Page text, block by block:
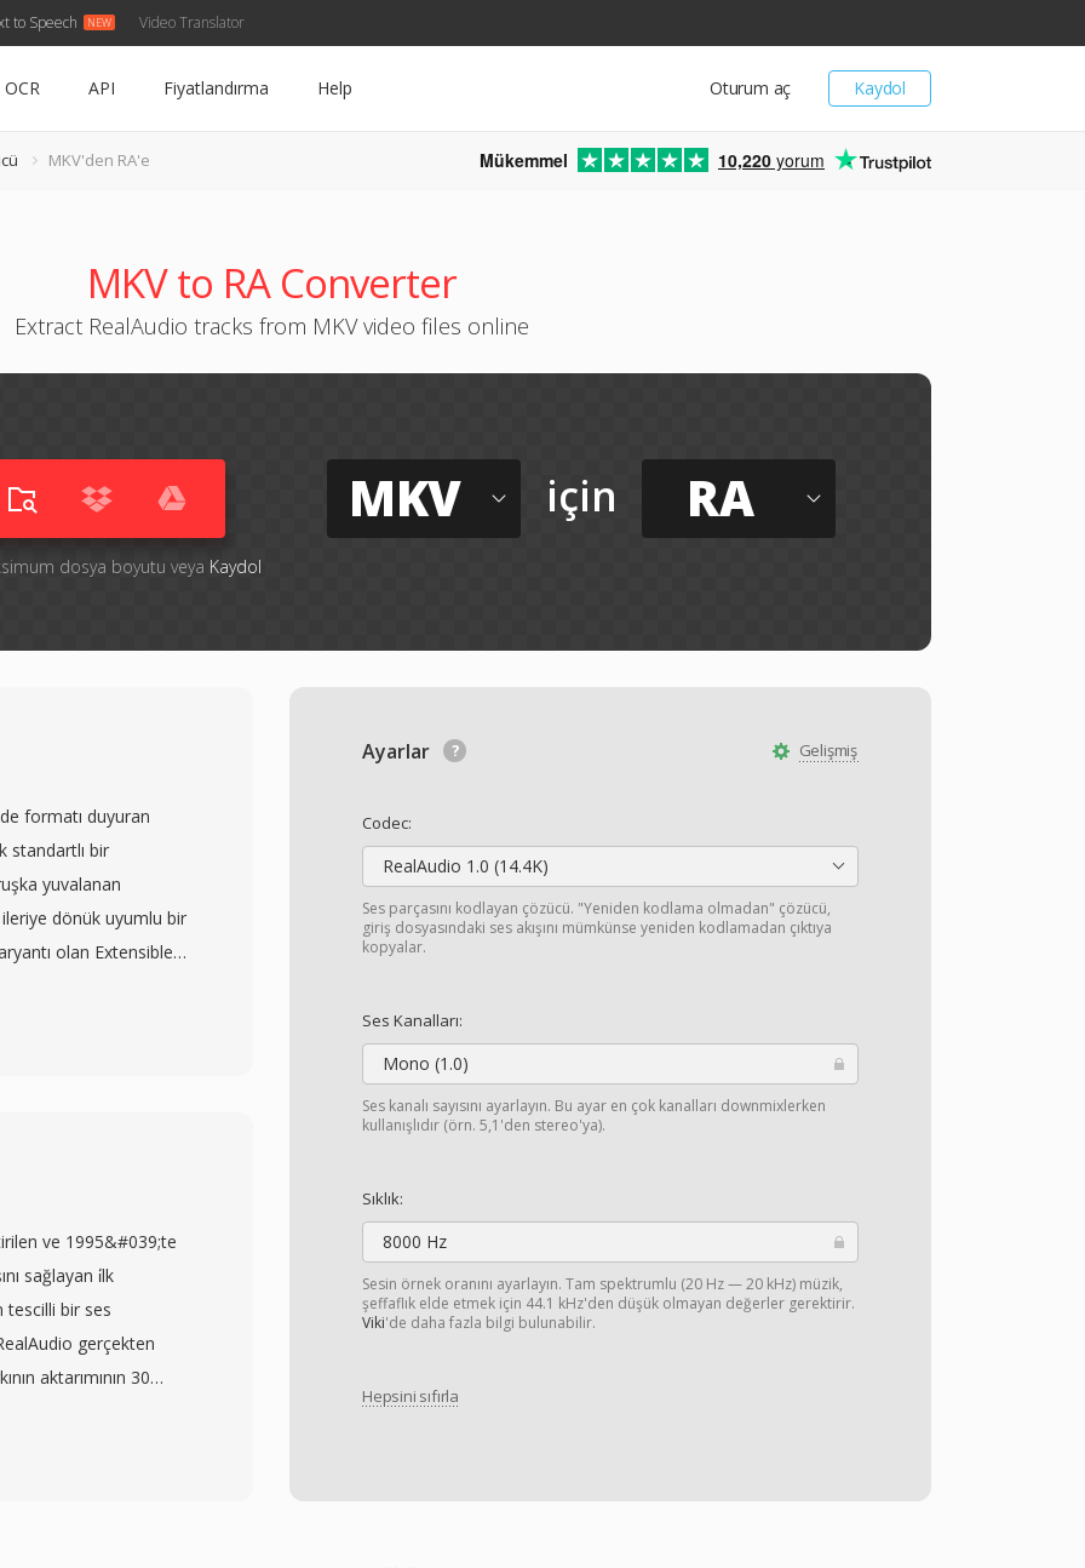
to Speech Video Translator
Kaydol
Oturum aç
OCR API Fiyatlandırma Help
MKV'den RA'e Mükemmel 10,220 yorum
MKV to RA Converter
Extract RealAudio tracks from MKV video files online
dosya boyutu veya Kaydol
MKV için RA
Gelişmiş
Ayarlar
Codec:
RealAudio 1.0 (14.4K)
Ses parçasını kodlayan çözücü. "Yeniden kodlama olmadan" çözücü,
giriş dosyasındaki ses akışını mümkünse yeniden kodlamadan çıktıya
kopyalar.
Ses Kanalları:
Mono (1.0)
Ses kanalı sayısını ayarlayın. Bu ayar en çok kanalları downmixlerken
kullanışlıdır (örn. 5,1'den stereo'ya).
Sıklık:
8000 Hz
Sesin örnek oranını ayarlayın. Tam spektrumlu (20 Hz — 20 kHz) müzik,
şeffaflık elde etmek için 44.1 kHz'den düşük olmayan değerler gerektirir.
Viki'de daha fazla bilgi bulunabilir.
Hepsini sıfırla
formatı duyuran
standartlı bir
yuvalanan
dönük uyumlu bir
olan Extensible
edilmiştir. MKV, tek bir
MKV ayrıca
mevcut en
Açık spesifikasyon,
MKV okuma ve
medya oynatıcılar,
yaygın benimsemeyi
her codec
ve 1995&#039;te
sağlayan i̇lk
tescilli bir ses
gerçekten
aktarımının 30
tamamını